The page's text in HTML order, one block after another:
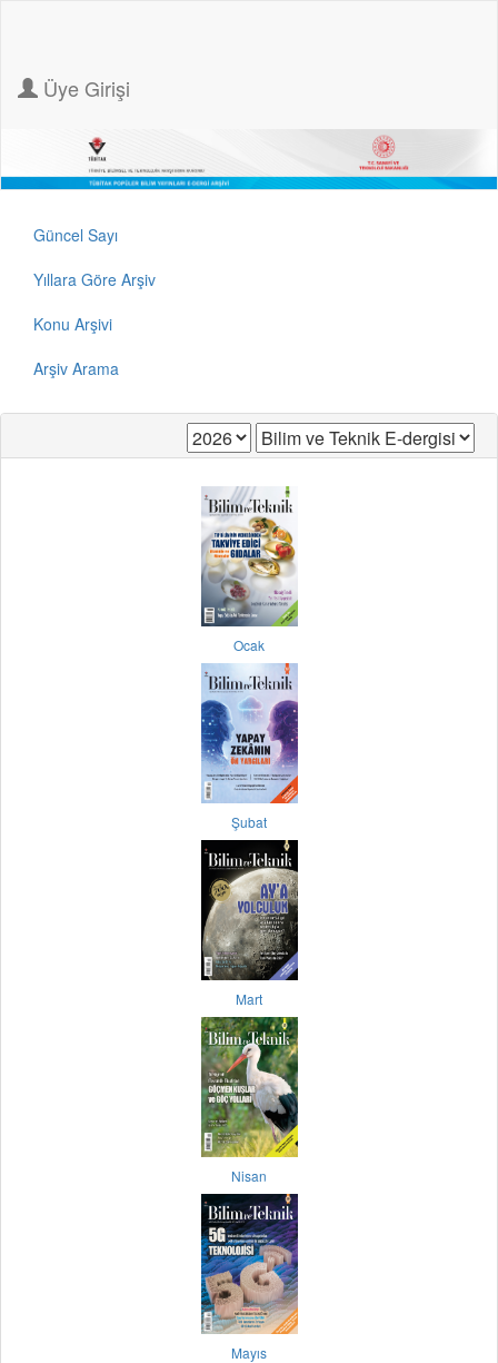
Üye Girişi
Güncel Sayı
Yıllara Göre Arşiv
Konu Arşivi
Arşiv Arama
Ocak
Şubat
Mart
Nisan
Mayıs